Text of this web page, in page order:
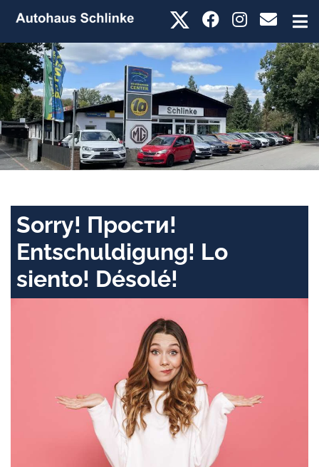
Sorry! Прости!
Entschuldigung! Lo
siento! Désolé!